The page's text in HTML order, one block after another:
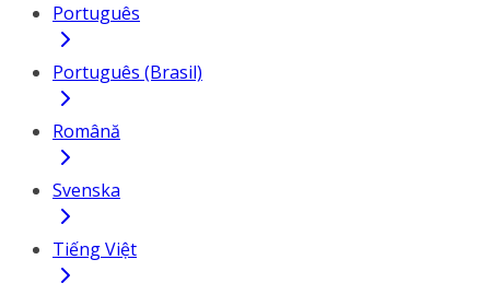
Português
Português (Brasil)
Română
Svenska
Tiếng Việt